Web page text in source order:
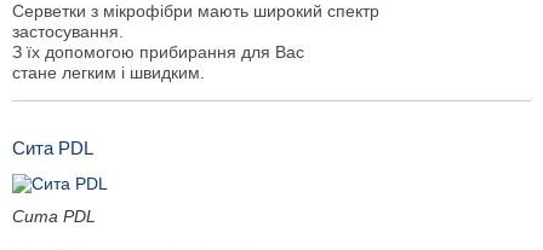
Серветки з мікрофібри мають широкий спектр
застосування.
З їх допомогою прибирання для Вас
стане легким і швидким.
Сита PDL
Сита PDL